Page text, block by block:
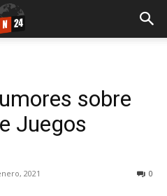
sobre
Juegos
2021 0